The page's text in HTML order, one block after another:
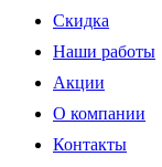
Скидка
Наши работы
Акции
О компании
Контакты